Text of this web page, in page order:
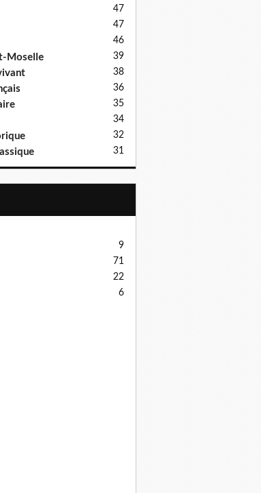
47
47
46
Moselle 39
38
36
35
34
32
31
9
71
22
6